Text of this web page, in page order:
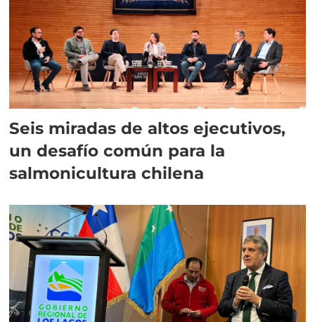
Seis miradas de altos ejecutivos,
un desafío común para la
salmonicultura chilena